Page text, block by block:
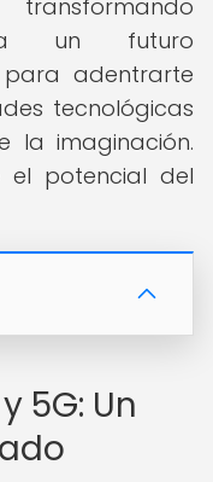
un futuro
adentrarte
tecnológicas
la imaginación.
el potencial del
5G: Un